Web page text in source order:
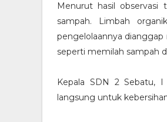
Menurut hasil observasi
sampah. Limbah
pengelolaannya dianggap
seperti memilah sampah
Kepala SDN 2 Sebatu,
langsung untuk